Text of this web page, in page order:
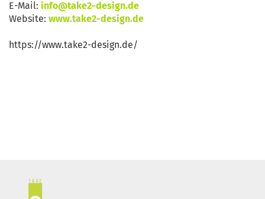
E-Mail: info@take2-design.de
Website: www.take2-design.de
https://www.take2-design.de/